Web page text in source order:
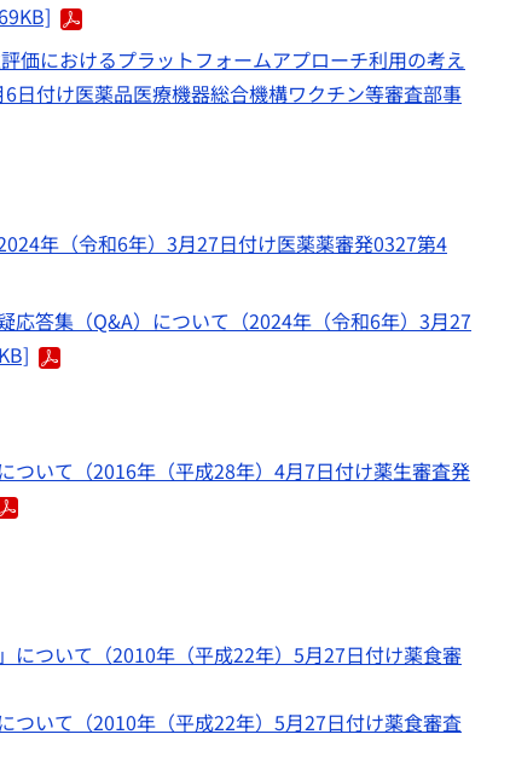
価におけるプラットフォームアプローチ利用の考え
付け医薬品医療機器総合機構ワクチン等審査部事
年（令和6年）3月27日付け医薬薬審発0327第4
応答集（Q&A）について（2024年（令和6年）3月27
ついて（2016年（平成28年）4月7日付け薬生審査発
について（2010年（平成22年）5月27日付け薬食審
ついて（2010年（平成22年）5月27日付け薬食審査